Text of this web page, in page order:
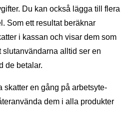
Du kan också lägga till flera
Som ett resultat beräknar
i kassan och visar dem som
slutanvändarna alltid ser en
de betalar.
skatter en gång på arbetsyte-
dem i alla produkter